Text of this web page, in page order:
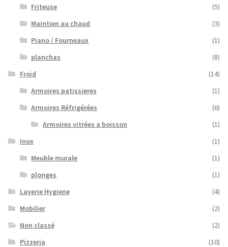
Friteuse
(5)
Maintien au chaud
(3)
Piano / Fourneaux
(1)
planchas
(8)
Froid
(14)
Armoires patissieres
(1)
Armoires Réfrigérées
(6)
Armoires vitrées a boisson
(1)
Inox
(1)
Meuble murale
(1)
plonges
(1)
Laverie Hygiene
(4)
Mobilier
(2)
Non classé
(2)
Pizzeria
(10)